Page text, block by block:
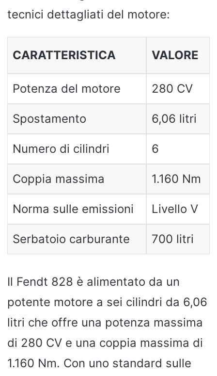
tecnici dettagliati del motore:
CARATTERISTICA VALORE
Potenza del motore 280 CV
Spostamento 6,06 litri
Numero di cilindri 6
Coppia massima 1.160 Nm
Norma sulle emissioni Livello V
Serbatoio carburante 700 litri
Il Fendt 828 è alimentato da un
potente motore a sei cilindri da 6,06
litri che offre una potenza massima
di 280 CV e una coppia massima di
1.160 Nm. Con uno standard sulle